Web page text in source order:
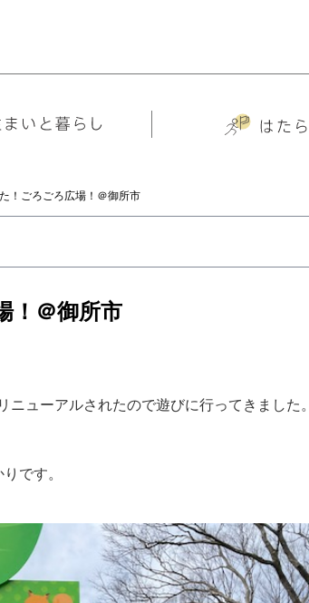
！ごろごろ広場！＠御所市
！＠御所市
ューアルされたので遊びに行ってきました。
です。